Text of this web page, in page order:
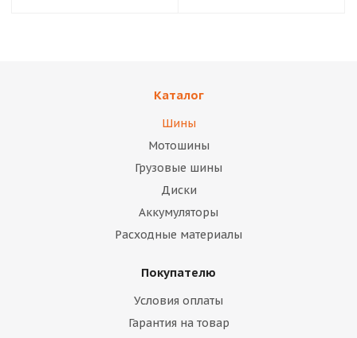
Каталог
Шины
Мотошины
Грузовые шины
Диски
Аккумуляторы
Расходные материалы
Покупателю
Условия оплаты
Гарантия на товар